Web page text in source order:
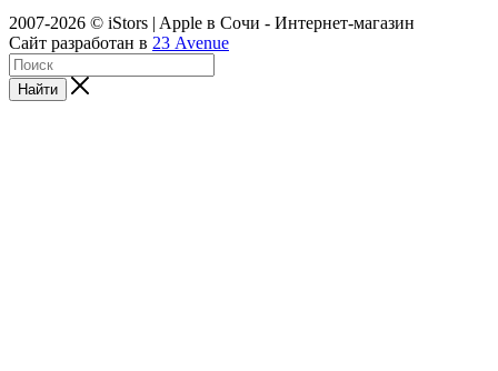
2007-2026 © iStors | Apple в Сочи - Интернет-магазин
Сайт разработан в 23 Avenue
Найти